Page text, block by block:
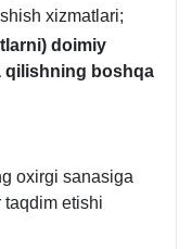
хizmatlari;
doimiy
qilishning boshqa
oхirgi sanasiga
etishi